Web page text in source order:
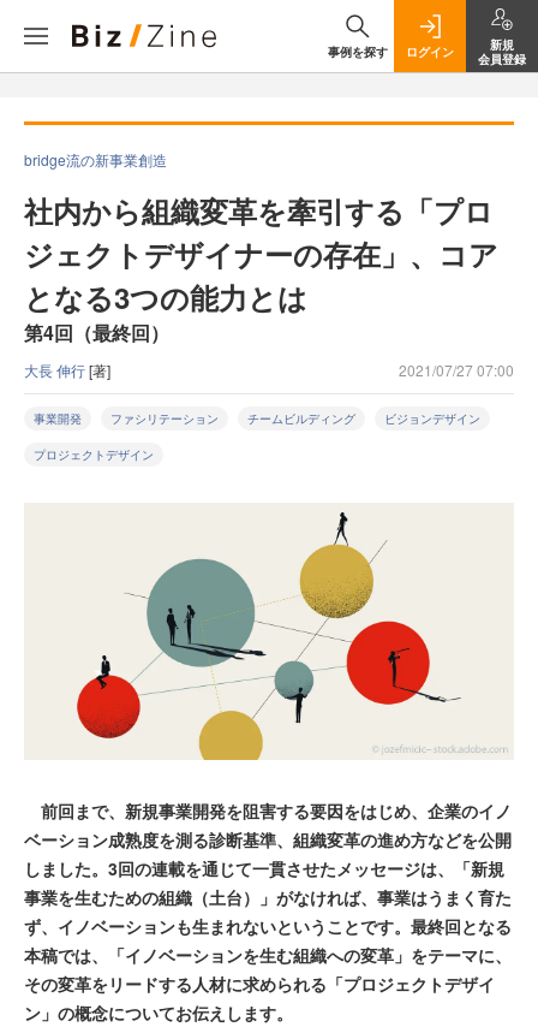
事例を探す ログイン
新規
会員登録
bridge流の新事業創造
社内から組織変革を牽引する「プロ
ジェクトデザイナーの存在」、コア
となる3つの能力とは
第4回（最終回）
大長 伸行[著] 2021/07/27 07:00
事業開発 ファシリテーション チームビルディング ビジョンデザイン
プロジェクトデザイン
前回まで、新規事業開発を阻害する要因をはじめ、企業のイノ
ベーション成熟度を測る診断基準、組織変革の進め方などを公開
しました。3回の連載を通じて一貫させたメッセージは、「新規
事業を生むための組織（土台）」がなければ、事業はうまく育た
ず、イノベーションも生まれないということです。最終回となる
本稿では、「イノベーションを生む組織への変革」をテーマに、
その変革をリードする人材に求められる「プロジェクトデザイ
ン」の概念についてお伝えします。